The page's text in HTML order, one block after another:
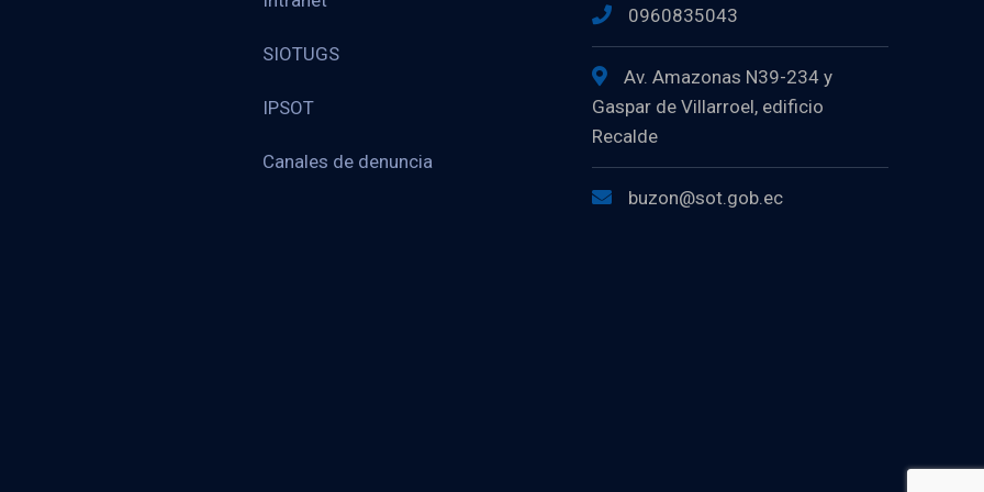
SIOTUGS
IPSOT
Canales de denuncia
0960835043
Av. Amazonas N39-234 y
Gaspar de Villarroel, edificio
Recalde
buzon@sot.gob.ec